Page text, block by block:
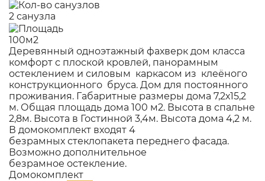
2 санузла
100м2
Деревянный одноэтажный фахверк дом класса
комфорт с плоской кровлей, панорамным
остеклением и силовым каркасом из клеёного
конструкционного бруса. Дом для постоянного
проживания. Габаритные размеры дома 7,2х15,2
м. Общая площадь дома 100 м2. Высота в спальне
2,8м. Высота в Гостинной 3,4м. Высота дома 4,2 м.
В домокомплект входят 4
безрамных стеклопакета переднего фасада.
Возможно дополнительное
безрамное остекление.
Домокомплект